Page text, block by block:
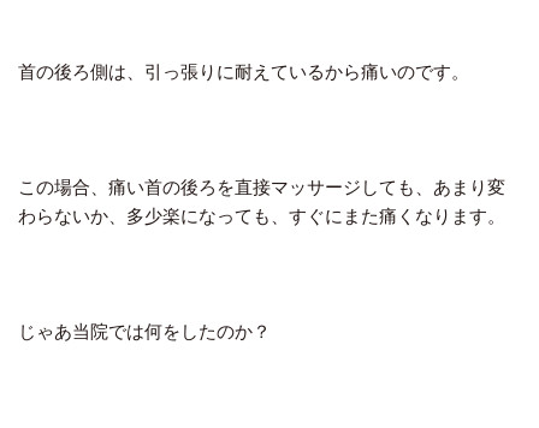
首の後ろ側は、引っ張りに耐えているから痛いのです。
この場合、痛い首の後ろを直接マッサージしても、あまり変
わらないか、多少楽になっても、すぐにまた痛くなります。
じゃあ当院では何をしたのか？